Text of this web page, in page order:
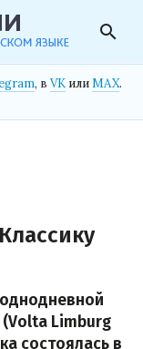
search
, в VK илиMAX.
(Volta Limburg
состоялась в